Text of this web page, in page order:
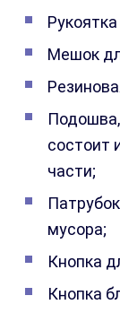
Мешок
состоит
части;
мусора;
Кнопка
Кнопка